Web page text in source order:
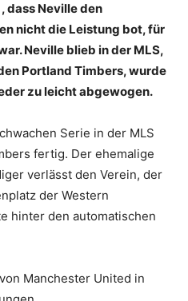
, dass Neville den
nicht die Leistung bot, für
Neville blieb in der MLS,
Portland Timbers, wurde
zu leicht abgewogen.
Serie in der MLS
fertig. Der ehemalige
verlässt den Verein, der
der Western
hinter den automatischen
Manchester United in